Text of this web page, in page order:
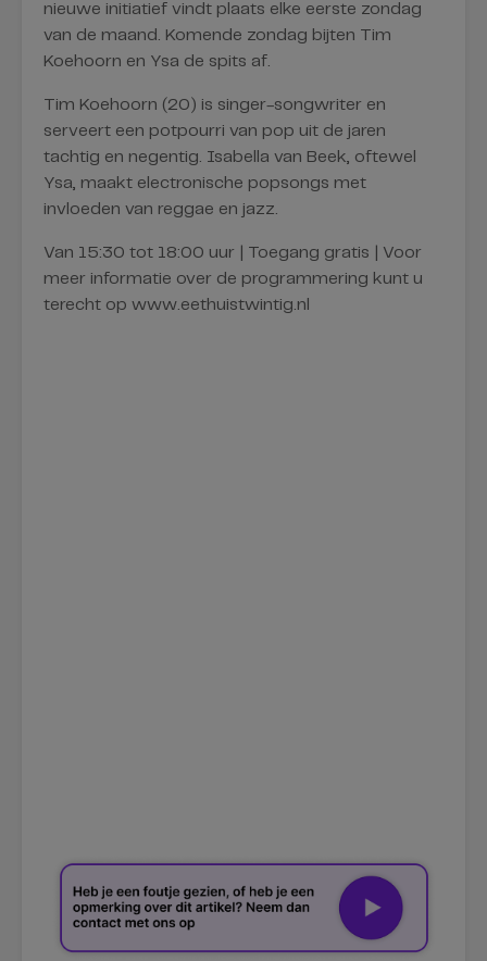
nieuwe initiatief vindt plaats elke eerste zondag
van de maand. Komende zondag bijten Tim
Koehoorn en Ysa de spits af.
Tim Koehoorn (20) is singer-songwriter en
serveert een potpourri van pop uit de jaren
tachtig en negentig. Isabella van Beek, oftewel
Ysa, maakt electronische popsongs met
invloeden van reggae en jazz.
Van 15:30 tot 18:00 uur | Toegang gratis | Voor
meer informatie over de programmering kunt u
terecht op www.eethuistwintig.nl